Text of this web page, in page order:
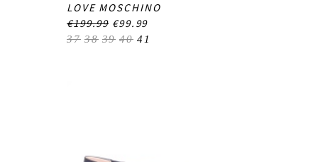
LOVE MOSCHINO
€199.99 €99.99
37 38 39 40 41